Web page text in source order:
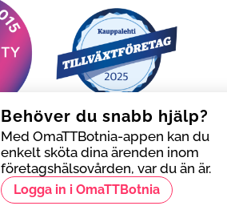
Behöver du snabb hjälp?
Behöver du snabb hjälp?
Med OmaTTBotnia-appen kan du
enkelt sköta dina ärenden inom
företagshälsovården, var du än är.
Logga in i OmaTTBotnia